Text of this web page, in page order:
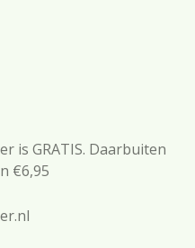
is GRATIS. Daarbuiten
€6,95